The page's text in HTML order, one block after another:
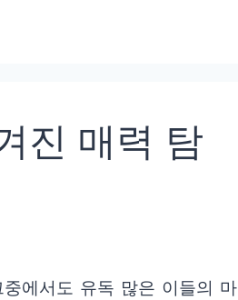
진 매력 탐
에서도 유독 많은 이들의 마